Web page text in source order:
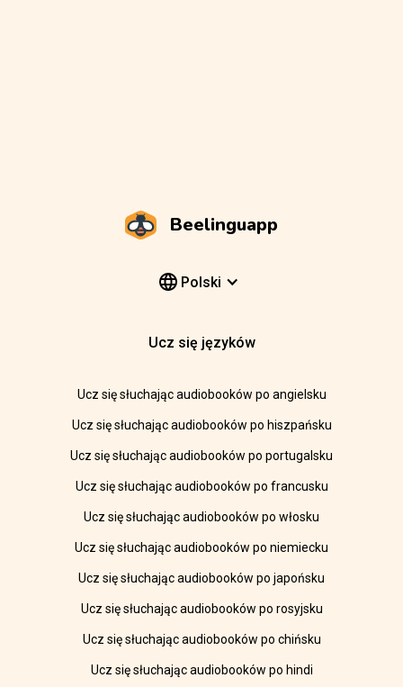
Beelinguapp
Polski
Ucz się języków
Ucz się słuchając audiobooków po angielsku
Ucz się słuchając audiobooków po hiszpańsku
Ucz się słuchając audiobooków po portugalsku
Ucz się słuchając audiobooków po francusku
Ucz się słuchając audiobooków po włosku
Ucz się słuchając audiobooków po niemiecku
Ucz się słuchając audiobooków po japońsku
Ucz się słuchając audiobooków po rosyjsku
Ucz się słuchając audiobooków po chińsku
Ucz się słuchając audiobooków po hindi